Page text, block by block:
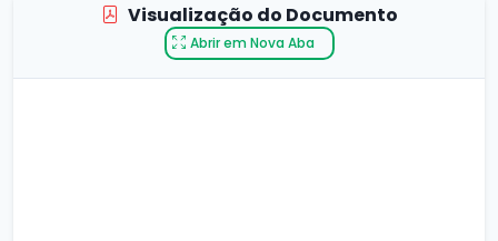
Visualização do Documento
Abrir em Nova Aba